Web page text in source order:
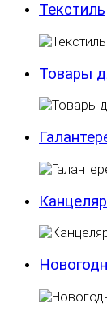
Текстиль
Товары